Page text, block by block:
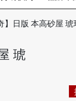
日版 本高砂屋
琥